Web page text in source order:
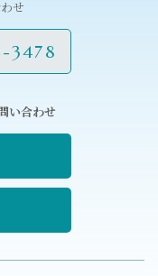
せ
3478
い合わせ